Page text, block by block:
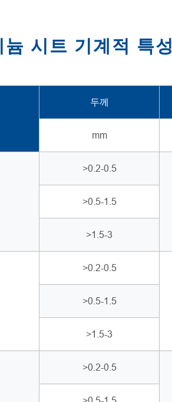
시트 기계적 특성
두께
mm
>0.2-0.5
>0.5-1.5
>1.5-3
>0.2-0.5
>0.5-1.5
>1.5-3
>0.2-0.5